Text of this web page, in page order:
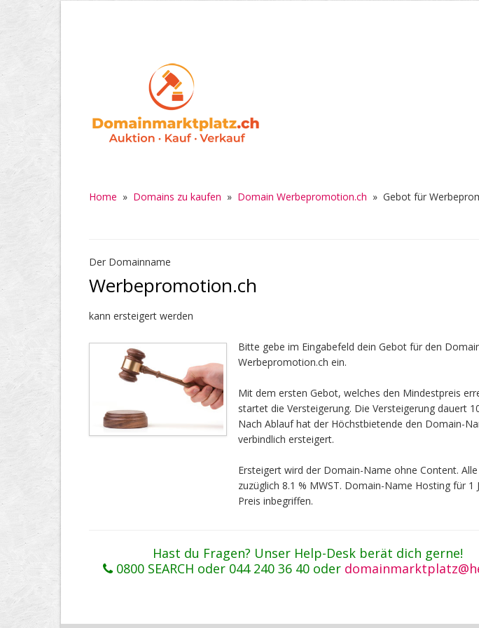
Home » Domains zu kaufen » Domain Werbepromotion.ch » Gebot für
Der Domainname
Werbepromotion.ch
kann ersteigert werden
Bitte gebe im Eingabefeld dein Gebot für den
Werbepromotion.ch ein.
Mit dem ersten Gebot, welches den Mindestpreis
startet die Versteigerung. Die Versteigerung dauert
Nach Ablauf hat der Höchstbietende den Domain-
verbindlich ersteigert.
Ersteigert wird der Domain-Name ohne Content. Alle
zuzüglich 8.1 % MWST. Domain-Name Hosting für 1
Preis inbegriffen.
Hast du Fragen? Unser Help-Desk berät dich gerne!
0800 SEARCH oder 044 240 36 40 oder